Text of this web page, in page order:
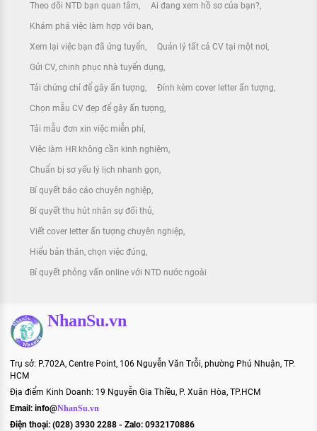
Theo dõi NTD bạn quan tâm Ai đang xem hồ sơ của bạn?
Khám phá việc làm hợp với bạn
Xem lại việc bạn đã ứng tuyển Quản lý tất cả CV tại một nơi
Gửi CV, chinh phục nhà tuyển dụng
Tải chứng chỉ để gây ấn tượng Đính kèm cover letter ấn tượng
Chọn mẫu CV đẹp để gây ấn tượng
Tải mẫu đơn xin việc miễn phí
Việc làm HR không cần kinh nghiệm
Chuẩn bị sơ yếu lý lịch nhanh gọn
Bí quyết báo cáo chuyên nghiệp
Bí quyết thu hút nhân sự đối thủ
Viết cover letter ấn tượng chuyên nghiệp
Hiểu bản thân, chọn việc đúng
Bí quyết phỏng vấn online với NTD nước ngoài
NhanSu.vn
Trụ sở: P.702A, Centre Point, 106 Nguyễn Văn Trỗi, phường Phú Nhuận, TP.
HCM
Địa điểm Kinh Doanh: 19 Nguyễn Gia Thiều, P. Xuân Hòa, TP.HCM
Email: info@NhanSu.vn
Điện thoại: (028) 3930 2288 - Zalo: 0932170886